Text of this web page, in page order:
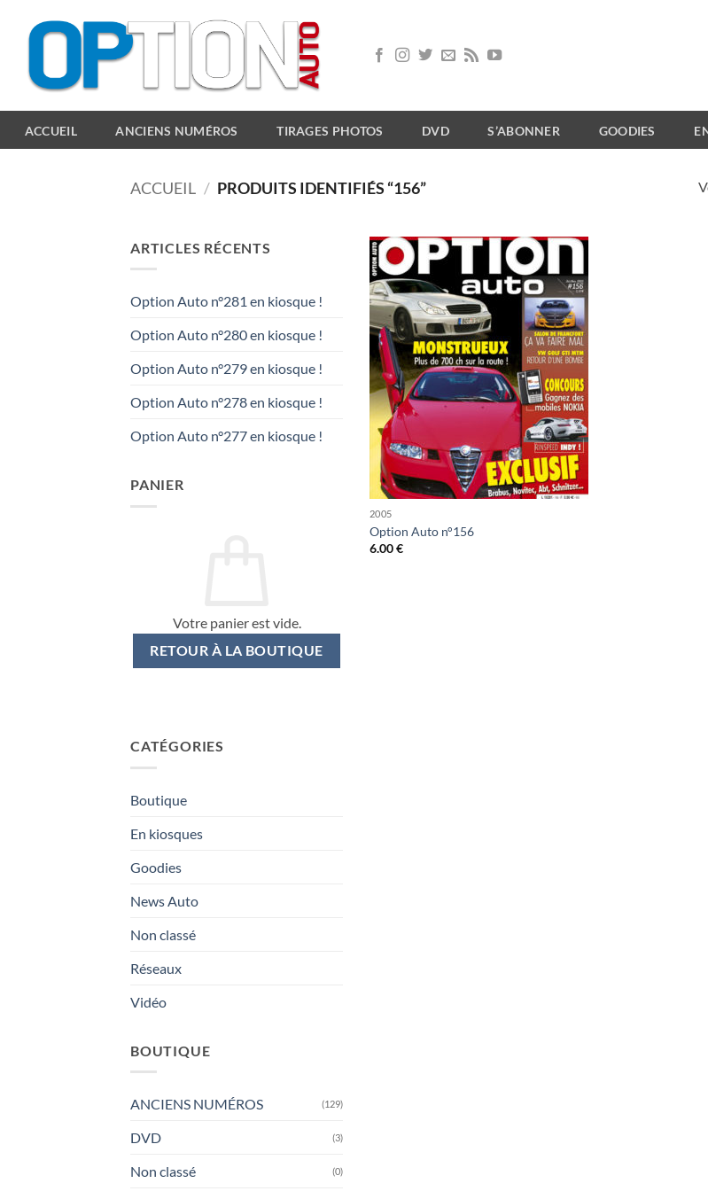
ACCUEIL ANCIENS NUMÉROS TIRAGES PHOTOS DVD S’ABONNER GOODIES
ACCUEIL / PRODUITS IDENTIFIÉS “156”
ARTICLES RÉCENTS
Option Auto n°281 en kiosque !
Option Auto n°280 en kiosque !
Option Auto n°279 en kiosque !
Option Auto n°278 en kiosque !
Option Auto n°277 en kiosque !
PANIER
Votre panier est vide.
RETOUR À LA BOUTIQUE
CATÉGORIES
Boutique
En kiosques
Goodies
News Auto
Non classé
Réseaux
Vidéo
BOUTIQUE
ANCIENS NUMÉROS (129)
DVD (3)
Non classé (0)
2005
Option Auto n°156
6.00€